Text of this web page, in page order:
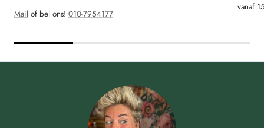
Mail of bel ons! 010-7954177
vanaf